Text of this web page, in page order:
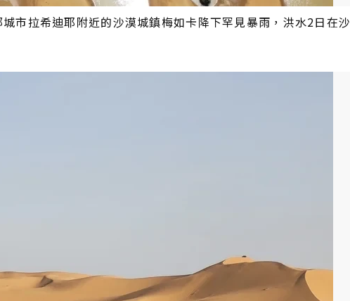
市拉希迪耶附近的沙漠城鎮梅如卡降下罕見暴雨，洪水2日在沙